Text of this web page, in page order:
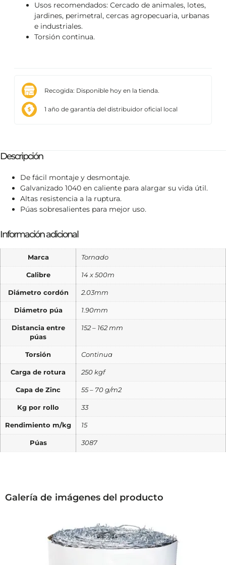
Usos recomendados: Cercado de animales, lotes,
jardines, perimetral, cercas agropecuaria, urbanas
e industriales.
Torsión continua.
Recogida: Disponible hoy en la tienda.
1 año de garantía del distribuidor oficial local
Descripción
De fácil montaje y desmontaje.
Galvanizado 1040 en caliente para alargar su vida útil.
Altas resistencia a la ruptura.
Púas sobresalientes para mejor uso.
Información adicional
Marca Tornado
Calibre 14 x 500m
Diámetro cordón 2.03mm
Diámetro púa 1.90mm
Distancia entre
púas
152 – 162 mm
Torsión Continua
Carga de rotura 250 kgf
Capa de Zinc 55 – 70 g/m2
Kg por rollo 33
Rendimiento m/kg 15
Púas 3087
Galería de imágenes del producto